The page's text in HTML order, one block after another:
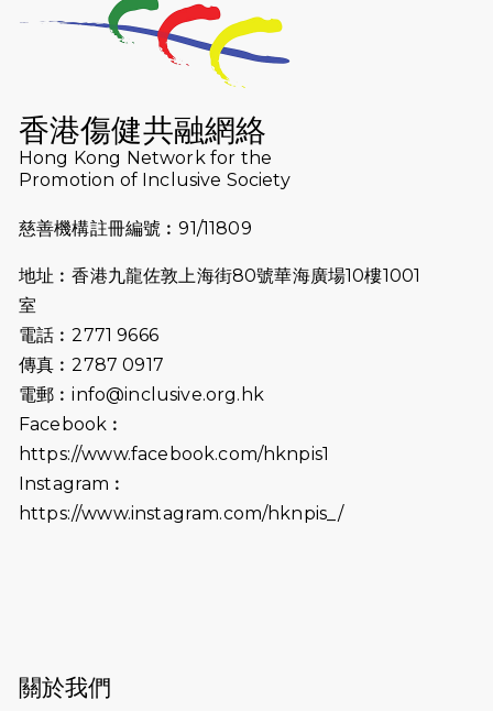
2026-07-23
猛龍長跑隊恆常練習 - 7月23日
（19:00開始）
猛龍長跑隊恆常練習 - 7月16日
2026-07-10
【猛龍戈壁118公里分享暨香港傷健共
融網絡15周年晚宴】
2026-07-09
猛龍長跑隊恆常練習 - 7月9日（19:00
2026-07-02
2026-06-25
（19:00開始）
2026-06-18
猛龍長跑隊恆常練習 - 6月18日
2026-06-11
猛龍長跑隊恆常練習 - 6月11日（19:00
2026-05-28
香港傷健共融網絡
Hong Kong Network for the
Promotion of Inclusive Society
慈善機構註冊編號︰91/11809
地址︰香港九龍佐敦上海街80號華海廣場10樓1001
室
電話︰2771 9666
傳真︰2787 0917
電郵︰info@inclusive.org.hk
Facebook︰
https://www.facebook.com/hknpis1
Instagram︰
https://www.instagram.com/hknpis_/
關於我們